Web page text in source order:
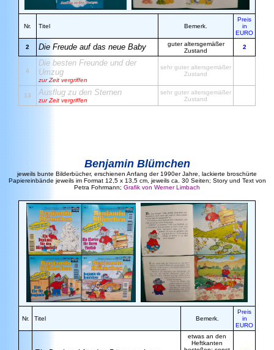
Nr. Titel Bemerk.
Preis
in
EURO
2 Die Freude auf das neue Baby
guter altersgemäßer
Zustand
2
4
Die besten Freunde und der
Umzug
zur Zeit vergriffen
sehr guter altersgemäßer
Zustand
13 Ausflug zu den Sternen
zur Zeit vergriffen
sehr guter altersgemäßer
Zustand
Benjamin Blümchen
jeweils bunte Bilderbücher, erschienen Anfang der 1990er Jahre, lackierte broschürte
Papiereinbände jeweils im Format 12,5 x 13,5 cm, jeweils ca. 30 Seiten; Story und Text von
Petra Fohrmann; Grafik von Werner Limbach
Nr. Titel Bemerk.
Preis
in
EURO
etwas an den
Heftkanten